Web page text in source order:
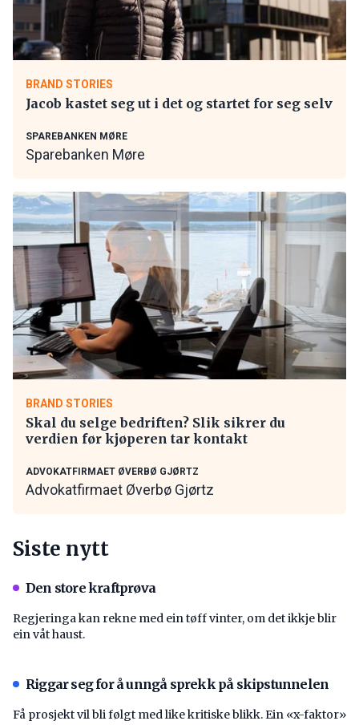
BRAND STORIES
Jacob kastet seg ut i det og startet for seg selv
SPAREBANKEN MØRE
Sparebanken Møre
BRAND STORIES
Skal du selge bedriften? Slik sikrer du
verdien før kjøperen tar kontakt
ADVOKATFIRMAET ØVERBØ GJØRTZ
Advokatfirmaet Øverbø Gjørtz
Siste nytt
Den store kraftprøva
Regjeringa kan rekne med ein tøff vinter, om det ikkje blir
ein våt haust.
Riggar seg for å unngå sprekk på skipstunnelen
Få prosjekt vil bli følgt med like kritiske blikk. Ein «x-faktor»